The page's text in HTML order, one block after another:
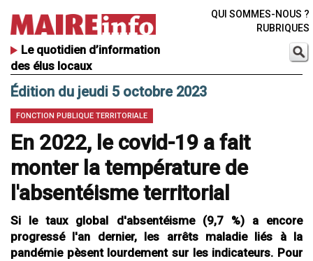
Le quotidien d’information
des élus locaux
QUI SOMMES-NOUS ?
RUBRIQUES
Édition du jeudi 5 octobre 2023
FONCTION PUBLIQUE TERRITORIALE
En 2022, le covid-19 a fait
monter la température de
l'absentéisme territorial
Si le taux global d'absentéisme (9,7 %) a encore
progressé l'an dernier, les arrêts maladie liés à la
pandémie pèsent lourdement sur les indicateurs. Pour